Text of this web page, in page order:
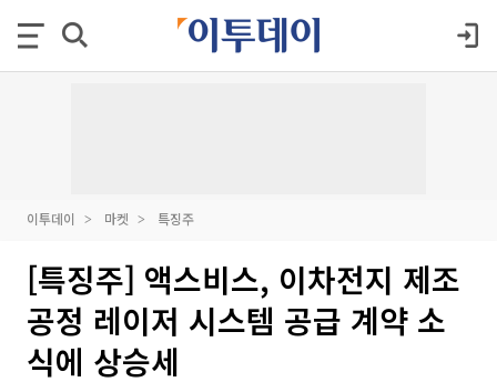
이투데이 마켓 특징주
[특징주] 액스비스, 이차전지 제조
공정 레이저 시스템 공급 계약 소
식에 상승세